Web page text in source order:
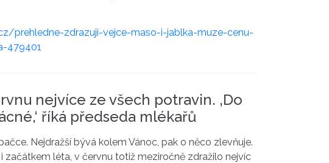
prehledne-zdrazuji-vejce-maso-i-jablka-muze-cenu-
479401
nejvíce ze všech potravin. ‚Do
říká předseda mlékařů
Nejdražší bývá kolem Vánoc, pak o něco zlevňuje.
začátkem léta, v červnu totiž meziročně zdražilo nejvíc